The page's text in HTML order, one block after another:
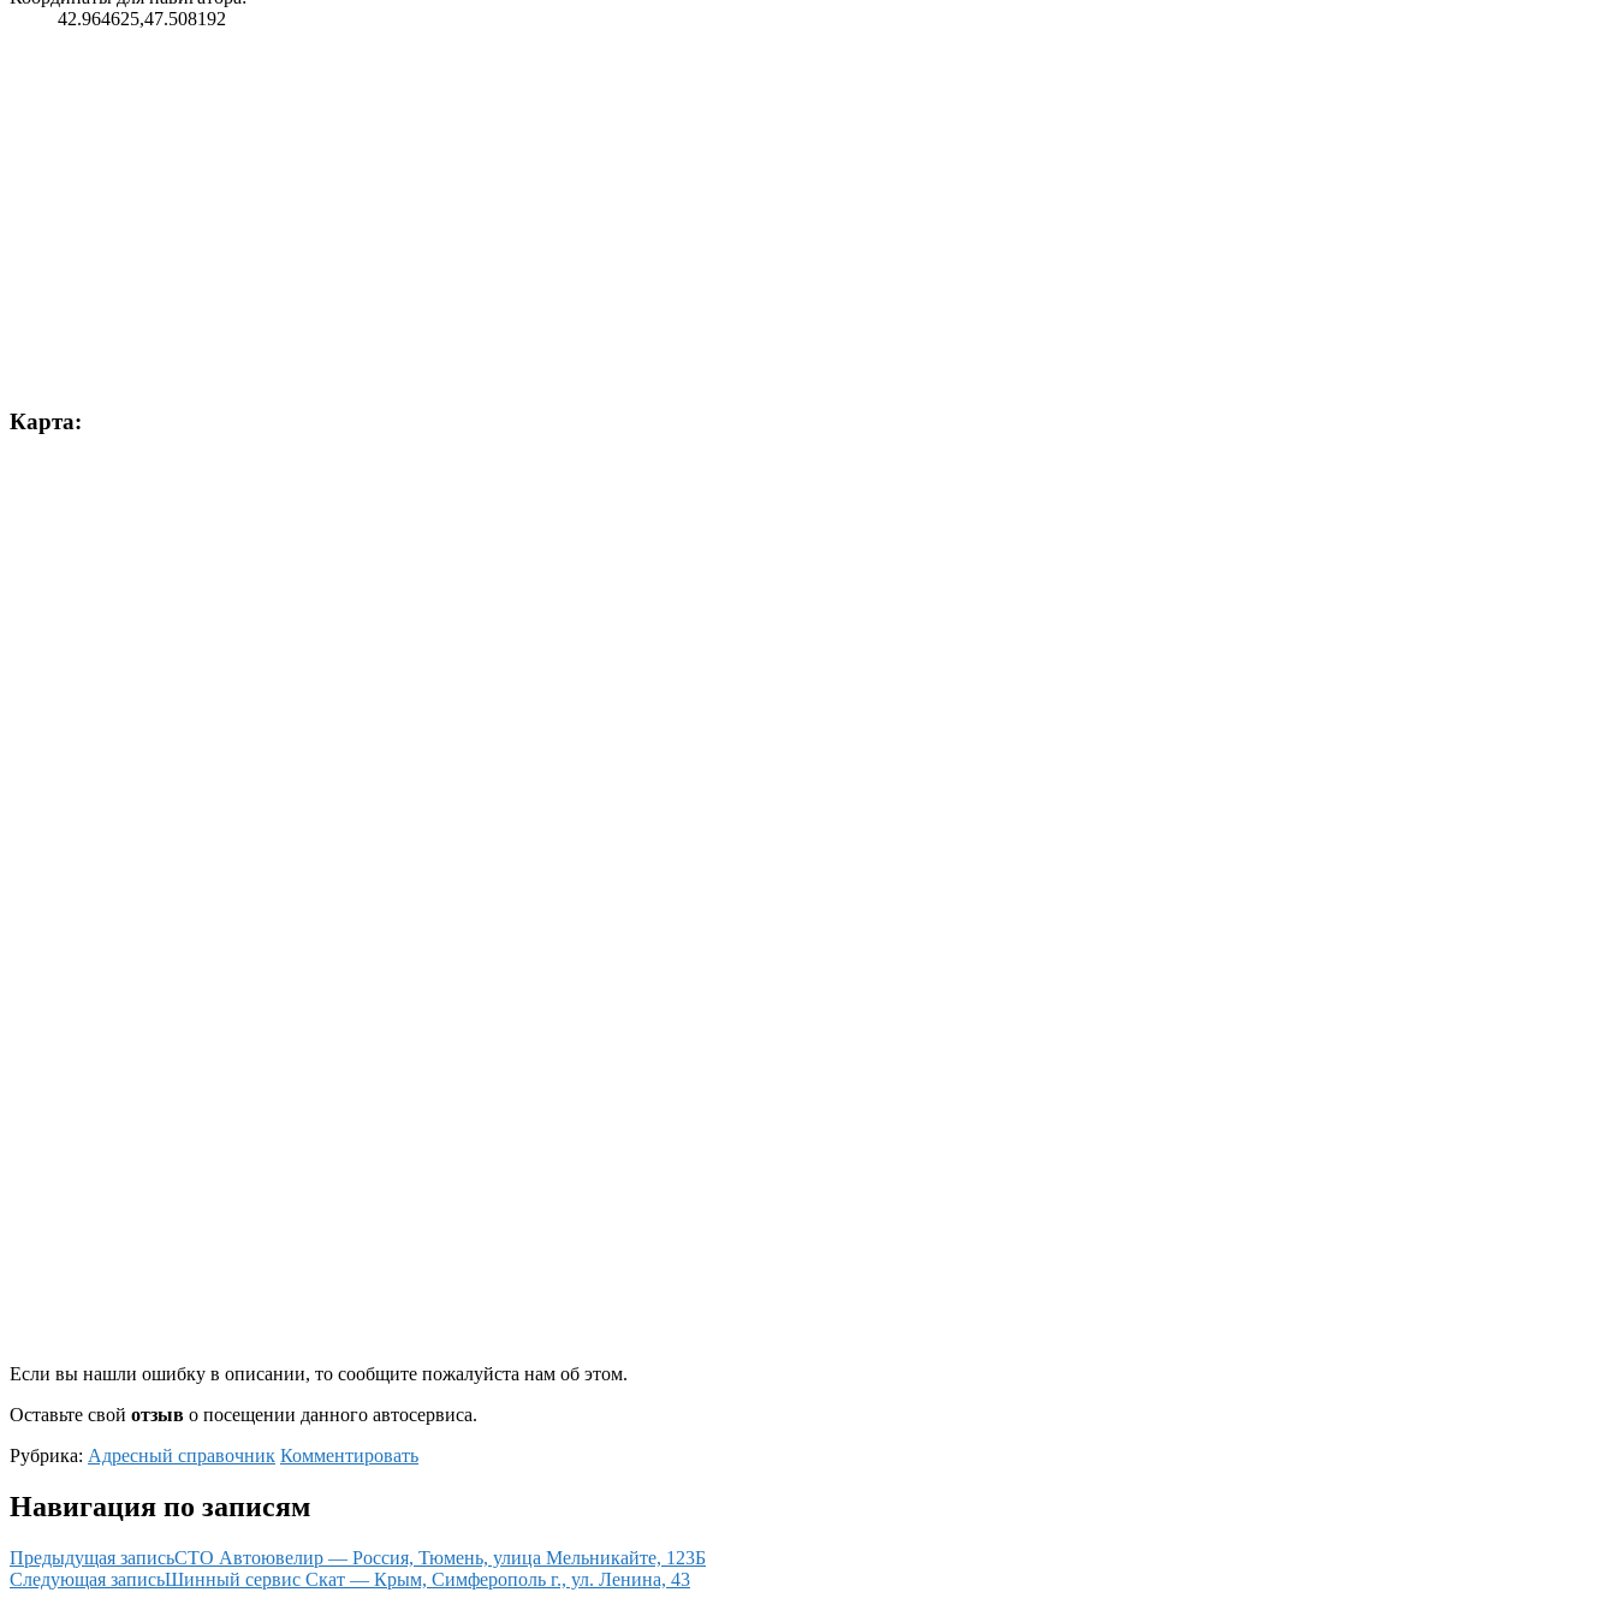
42.964625,47.508192
Карта:
Если вы нашли ошибку в описании, то сообщите пожалуйста нам об этом.
Оставьте свой отзыв о посещении данного автосервиса.
Рубрика: Адресный справочник Комментировать
Навигация по записям
Предыдущая записьСТО Автоювелир — Россия, Тюмень, улица Мельникайте, 123Б
Следующая записьШинный сервис Скат — Крым, Симферополь г., ул. Ленина, 43